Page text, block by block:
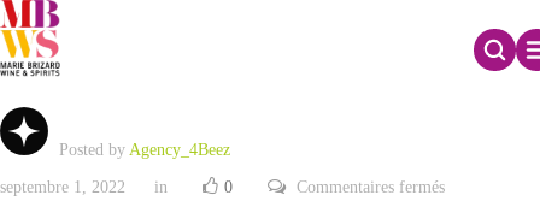
Programme de rachat d’actions – 2022
Posted by Agency_4Beez
septembre 1, 2022 in 0 Commentaires ferméssur